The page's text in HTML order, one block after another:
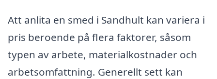
Att anlita en smed i Sandhult kan variera i
pris beroende på flera faktorer, såsom
typen av arbete, materialkostnader och
arbetsomfattning. Generellt sett kan